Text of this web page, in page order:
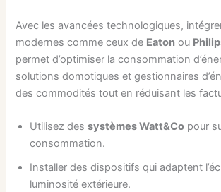
Avec les avancées technologiques,
modernes comme ceux de Eaton ou
permet d’optimiser la consommation
solutions domotiques et gestionnaires
des commodités tout en réduisant les
Utilisez dessystèmes Watt&Co pour
consommation.
Installer des dispositifs qui adaptent
luminosité extérieure.